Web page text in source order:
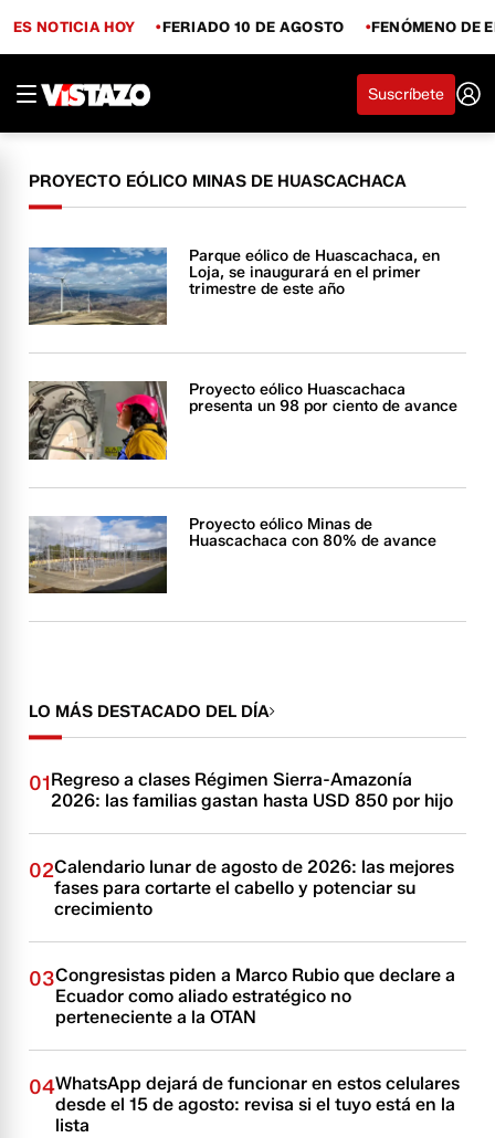
ES NOTICIA HOY FERIADO 10 DE AGOSTO FENÓMENO DE
Suscríbete
PROYECTO EÓLICO MINAS DE HUASCACHACA
Parque eólico de Huascachaca, en
Loja, se inaugurará en el primer
trimestre de este año
Proyecto eólico Huascachaca
presenta un 98 por ciento de avance
Proyecto eólico Minas de
Huascachaca con 80% de avance
LO MÁS DESTACADO DEL DÍA
01Regreso a clases Régimen Sierra-Amazonía
2026: las familias gastan hasta USD 850 por hijo
02Calendario lunar de agosto de 2026: las mejores
fases para cortarte el cabello y potenciar su
crecimiento
03Congresistas piden a Marco Rubio que declare a
Ecuador como aliado estratégico no
perteneciente a la OTAN
04WhatsApp dejará de funcionar en estos celulares
desde el 15 de agosto: revisa si el tuyo está en la
lista